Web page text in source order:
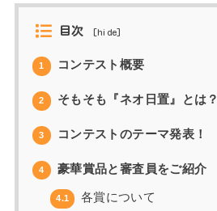
目次 [hide]
1 コンテスト概要
2 そもそも『ネオ日置』とは？
3 コンテストのテーマ発表！
4 豪華賞品と審査員をご紹介
4.1 各賞について